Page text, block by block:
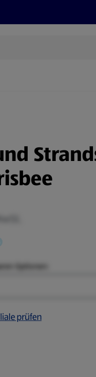
Optionen:
prüfen